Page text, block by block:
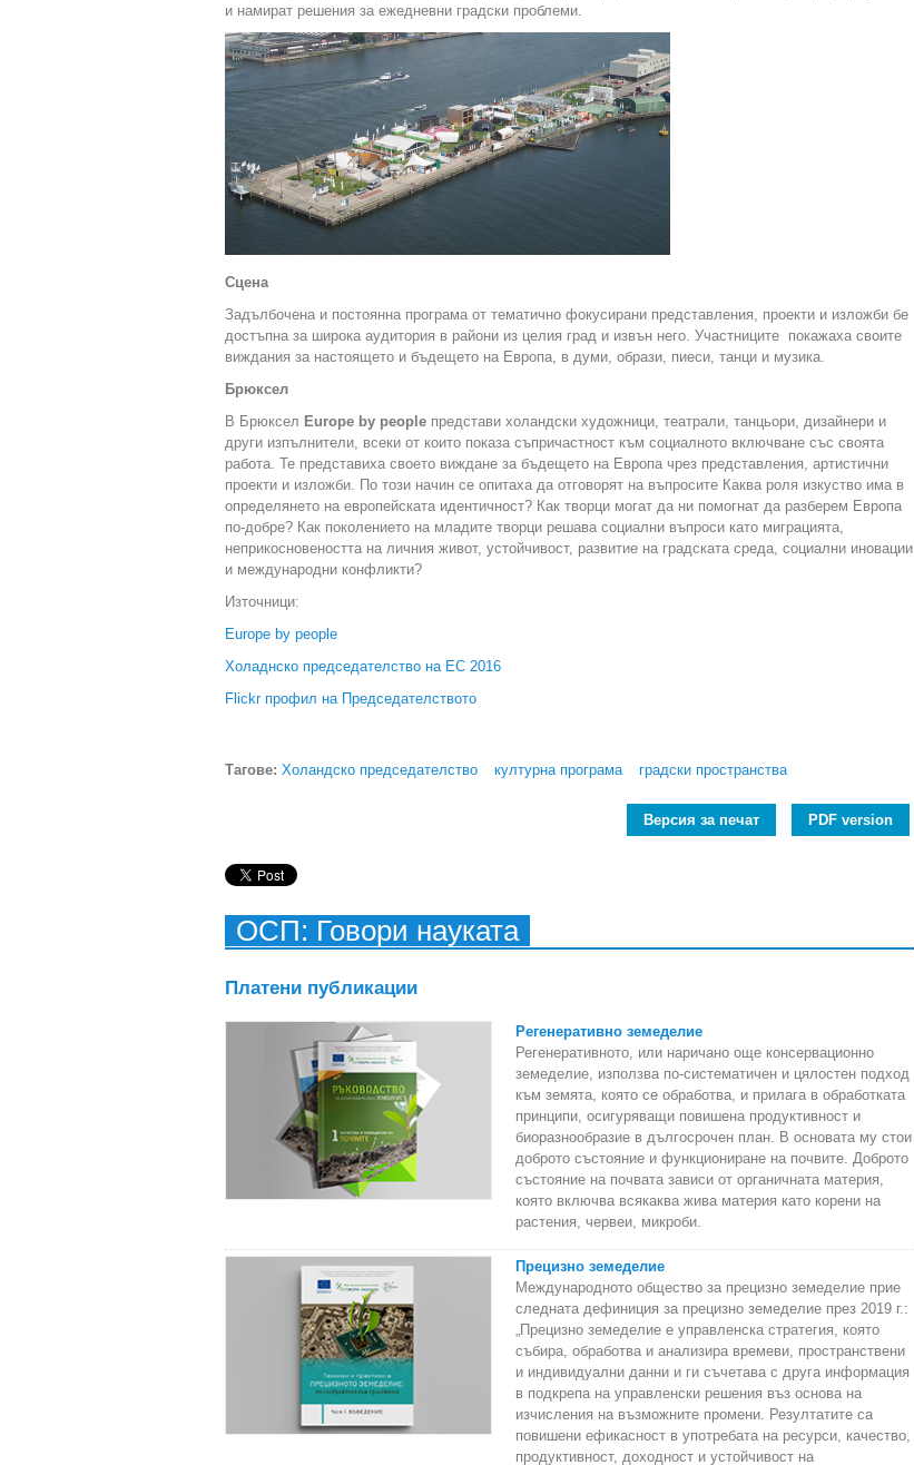
и намират решения за ежедневни градски проблеми.
Сцена
Задълбочена и постоянна програма от тематично фокусирани представления, проекти и изложби бе
достъпна за широка аудитория в райони из целия град и извън него. Участниците покажаха своите
виждания за настоящето и бъдещето на Европа, в думи, образи, пиеси, танци и музика.
Брюксел
В Брюксел Europe by people представи холандски художници, театрали, танцьори, дизайнери и
други изпълнители, всеки от които показа съпричастност към социалното включване със своята
работа. Те представиха своето виждане за бъдещето на Европа чрез представления, артистични
проекти и изложби. По този начин се опитаха да отговорят на въпросите Каква роля изкуство има в
определянето на европейската идентичност? Как творци могат да ни помогнат да разберем Европа
по-добре? Как поколението на младите творци решава социални въпроси като миграцията,
неприкосновеността на личния живот, устойчивост, развитие на градската среда, социални иновации
и международни конфликти?
Източници:
Europe by people
Холаднско председателство на ЕС 2016
Flickr профил на Председателството
Тагове: Холандско председателство културна програма градски пространства
Версия за печат PDF version
ОСП: Говори науката
Платени публикации
Регенеративно земеделие
Регенеративното, или наричано още консервационно
земеделие, използва по-систематичен и цялостен подход
към земята, която се обработва, и прилага в обработката
принципи, осигуряващи повишена продуктивност и
биоразнообразие в дългосрочен план. В основата му стои
доброто състояние и функциониране на почвите. Доброто
състояние на почвата зависи от органичната материя,
която включва всякаква жива материя като корени на
растения, червеи, микроби.
Прецизно земеделие
Международното общество за прецизно земеделие прие
следната дефиниция за прецизно земеделие през 2019 г.:
„Прецизно земеделие е управленска стратегия, която
събира, обработва и анализира времеви, пространствени
и индивидуални данни и ги съчетава с друга информация
в подкрепа на управленски решения въз основа на
изчисления на възможните промени. Резултатите са
повишени ефикасност в употребата на ресурси, качество,
продуктивност, доходност и устойчивост на